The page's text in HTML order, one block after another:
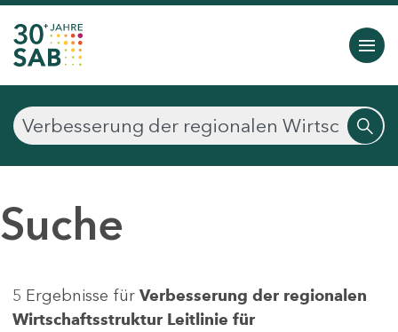
Suche
5 Ergebnisse für Verbesserung der regionalen
Wirtschaftsstruktur Leitlinie für